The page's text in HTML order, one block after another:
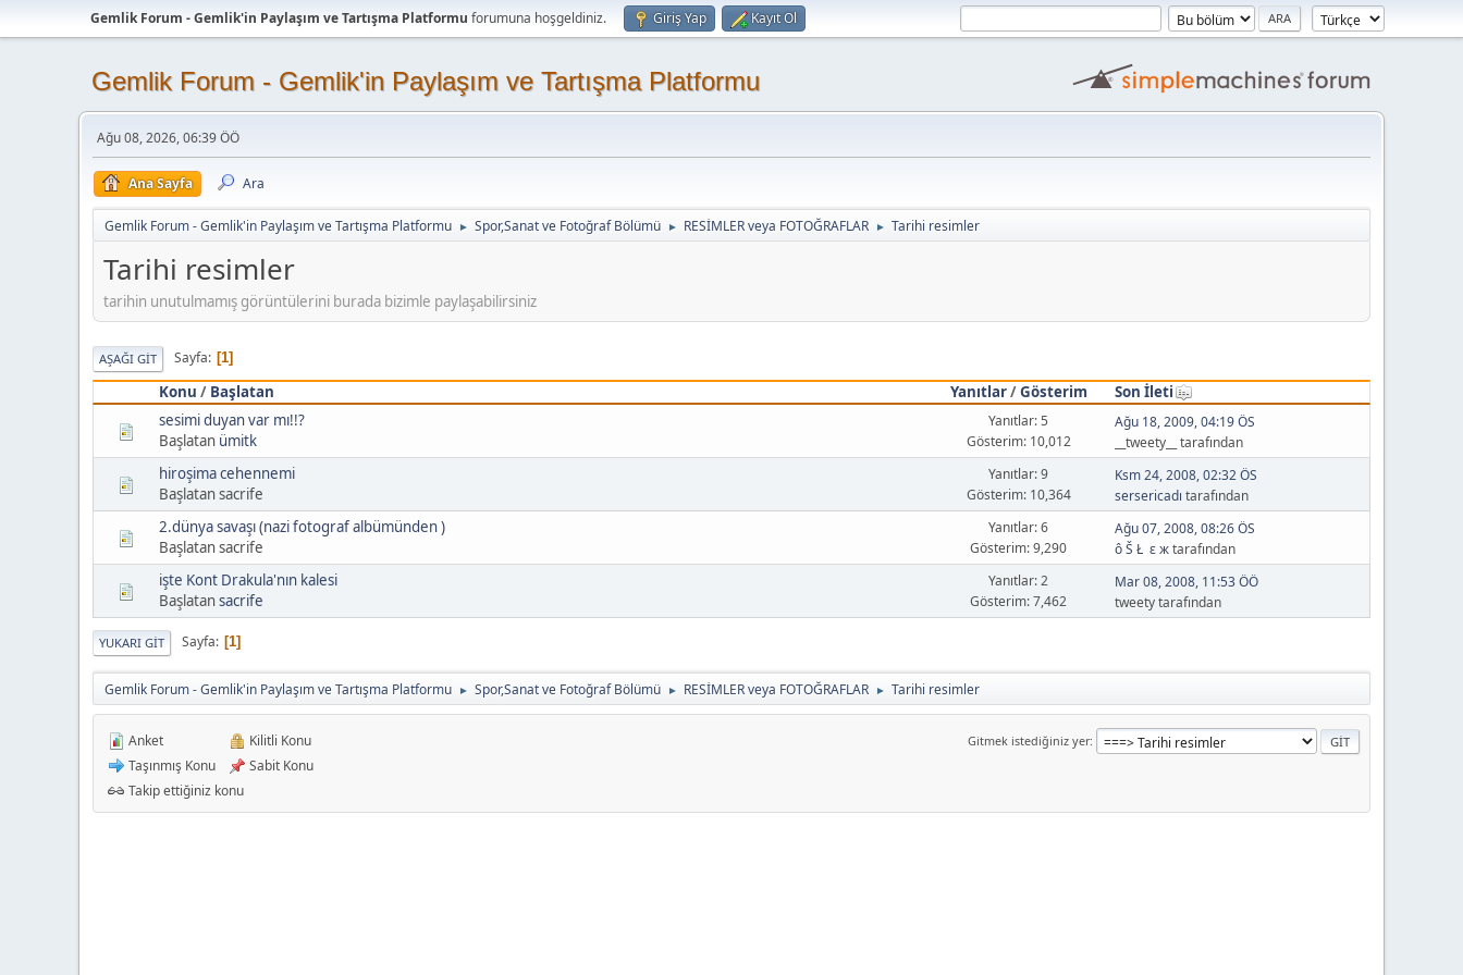
Gemlik Forum - Gemlik'in Paylaşım ve Tartışma Platformu forumuna hoşgeldiniz. Giriş Yap Kayıt Ol
Gemlik Forum - Gemlik'in Paylaşım ve Tartışma Platformu
Ağu 08, 2026, 06:39 ÖÖ
Ana Sayfa Ara
Gemlik Forum - Gemlik'in Paylaşım ve Tartışma Platformu ► Spor,Sanat ve Fotoğraf Bölümü ► RESİMLER veya FOTOĞRAFLAR ► Tarihi resimler
Tarihi resimler
tarihin unutulmamış görüntülerini burada bizimle paylaşabilirsiniz
AŞAĞI GIT Sayfa 1
Konu / Başlatan Yanıtlar/Gösterim
Son İleti
sesimi duyan var mı!!?
Başlatan ümitk
Yanıtlar: 5
Gösterim: 10,012
Ağu 18, 2009, 04:19 ÖS
__tweety__ tarafından
hiroşima cehennemi
Başlatan sacrife
Yanıtlar: 9
Gösterim: 10,364
Ksm 24, 2008, 02:32 ÖS
sersericadı tarafından
2.dünya savaşı (nazi fotograf albümünden )
Başlatan sacrife
Yanıtlar: 6
Gösterim: 9,290
Ağu 07, 2008, 08:26 ÖS
ô Š Ł ε жtarafından
işte Kont Drakula'nın kalesi
Başlatansacrife
Yanıtlar: 2
Gösterim: 7,462
Mar 08, 2008, 11:53 ÖÖ
tweety tarafından
YUKARI GIT Sayfa 1
Gemlik Forum - Gemlik'in Paylaşım ve Tartışma Platformu ► Spor,Sanat ve Fotoğraf Bölümü ► RESİMLER veya FOTOĞRAFLAR ► Tarihi resimler
Gitmek istediğiniz yer
Anket
Taşınmış Konu
Kilitli Konu
Sabit Konu
Takip ettiğiniz konu